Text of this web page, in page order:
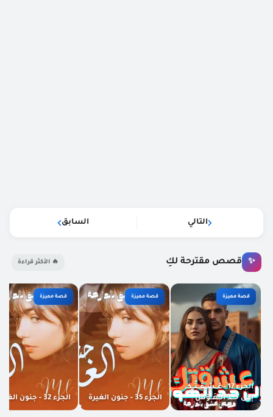
التالي السابق
✨ قصص مقترحة لكِ 🔥 الأكثر قراءة
قصة مميزة
الجزء 17 - عَــشِــقْــتُــكِــ
إلــى حَــدّ الــهَــوَسْ
قصة مميزة
الجزء 35 - جنون الغيرة
قصة مميزة
الجزء 32 - جنون الغيرة